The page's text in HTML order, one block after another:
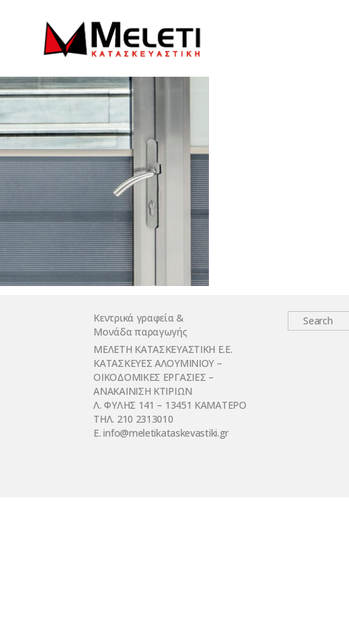
Κεντρικά γραφεία &
Μονάδα παραγωγής
ΜΕΛΕΤΗ ΚΑΤΑΣΚΕΥΑΣΤΙΚΗ Ε.Ε.
ΚΑΤΑΣΚΕΥΕΣ ΑΛΟΥΜΙΝΙΟΥ –
ΟΙΚΟΔΟΜΙΚΕΣ ΕΡΓΑΣΙΕΣ –
ΑΝΑΚΑΙΝΙΣΗ ΚΤΙΡΙΩΝ
Λ. ΦΥΛΗΣ 141 – 13451 ΚΑΜΑΤΕΡΟ
ΤΗΛ. 210 2313010
E. infο@meletikataskevastiki.gr